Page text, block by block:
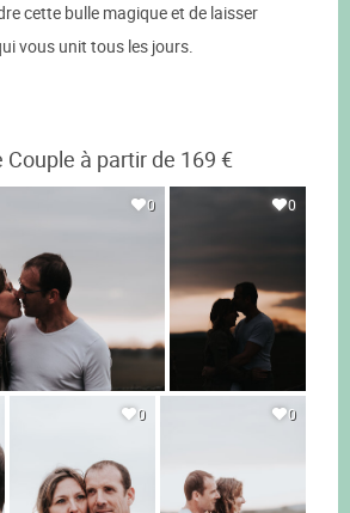
cette bulle magique et de laisser
vous unit tous les jours.
Couple à partir de 169 €
0 0
0 0